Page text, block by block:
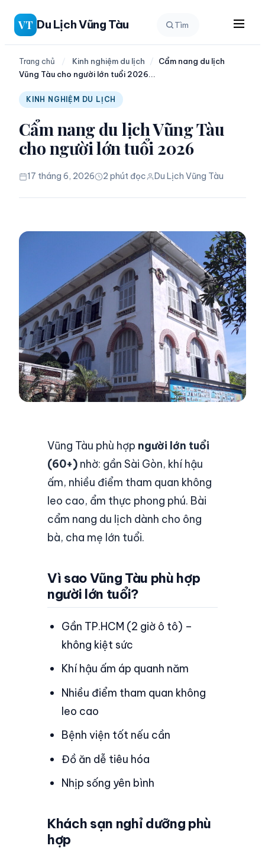
Chuyển
đến
phần
dung
VT Du Lịch Vũng Tàu Tìm
Trang chủ / Kinh nghiệm du lịch /
Cẩm nang du lịch
Vũng Tàu cho người lớn tuổi 2026...
KINH NGHIỆM DU LỊCH
Cẩm nang du lịch Vũng Tàu
cho người lớn tuổi 2026
17 tháng 6, 2026 2 phút đọc Du Lịch Vũng Tàu
Vũng Tàu phù hợp người lớn tuổi
(60+) nhờ: gần Sài Gòn, khí hậu
ấm, nhiều điểm tham quan không
leo cao, ẩm thực phong phú. Bài
cẩm nang du lịch dành cho ông
bà, cha mẹ lớn tuổi.
Vì sao Vũng Tàu phù hợp
người lớn tuổi?
Gần TP.HCM (2 giờ ô tô) –
không kiệt sức
Khí hậu ấm áp quanh năm
Nhiều điểm tham quan không
leo cao
Bệnh viện tốt nếu cần
Đồ ăn dễ tiêu hóa
Nhịp sống yên bình
Khách sạn nghỉ dưỡng phù
hợp